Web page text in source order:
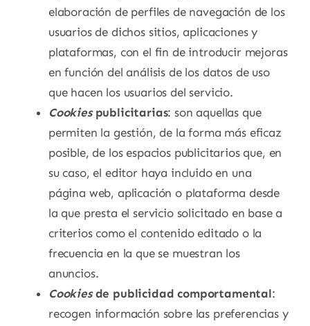
elaboración de perfiles de navegación de los
usuarios de dichos sitios, aplicaciones y
plataformas, con el fin de introducir mejoras
en función del análisis de los datos de uso
que hacen los usuarios del servicio.
Cookies publicitarias: son aquellas que
permiten la gestión, de la forma más eficaz
posible, de los espacios publicitarios que, en
su caso, el editor haya incluido en una
página web, aplicación o plataforma desde
la que presta el servicio solicitado en base a
criterios como el contenido editado o la
frecuencia en la que se muestran los
anuncios.
Cookiesde publicidad comportamental:
recogen información sobre las preferencias y